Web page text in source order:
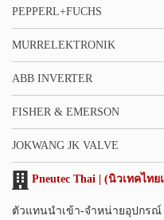
PEPPERL+FUCHS
MURRELEKTRONIK
ABB INVERTER
FISHER & EMERSON
JOKWANG JK VALVE
Pneutec Thai | (นิวเทคไท
ตัวแทนนำเข้า-จำหน่ายอุปกร